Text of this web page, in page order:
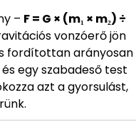
– F = G × (m₁ × m₂) ÷
vonzóerő jön
fordítottan arányosan
egy szabadeső test
azt a gyorsulást,